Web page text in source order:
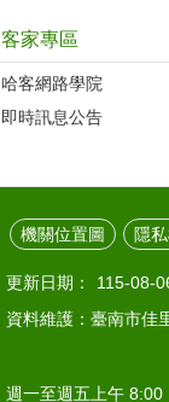
客家專區
哈客網路學院
即時訊息公告
機關位置圖 隱
更新日期：
115-08-
資料維護：臺南市佳
週一至週五上午